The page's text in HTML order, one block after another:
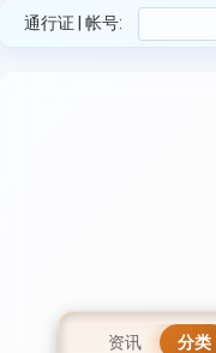
通行证 | 帐号:
资讯 分类